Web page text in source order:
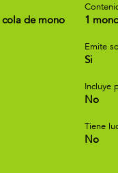
de mono 1
Emite
Si
Incluye
No
Tiene
No